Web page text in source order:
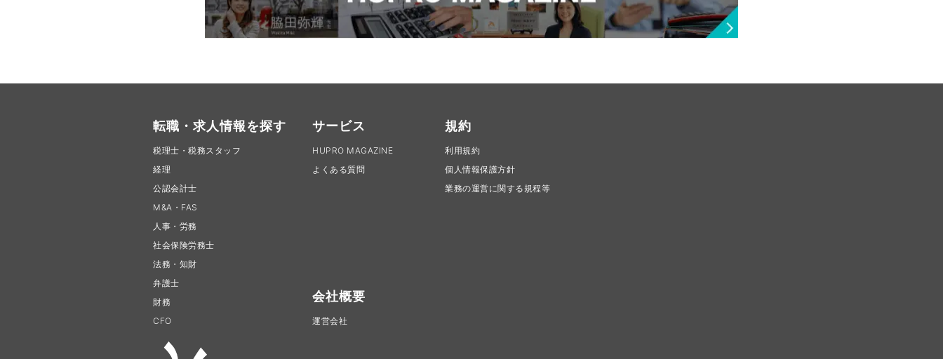
転職・求人情報を探す
税理士・税務スタッフ
経理
公認会計士
M&A・FAS
人事・労務
社会保険労務士
法務・知財
弁護士
財務
CFO
サービス
HUPRO MAGAZINE
よくある質問
会社概要
運営会社
規約
利用規約
個人情報保護方針
業務の運営に関する規程等